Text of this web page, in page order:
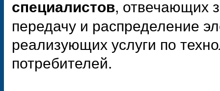
специалистов, отвечающих
передачу и распределение
реализующих услуги по
потребителей.